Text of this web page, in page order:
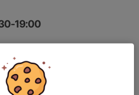
19:00
plan
så vi kan planera
Anmälan är öppen fram till